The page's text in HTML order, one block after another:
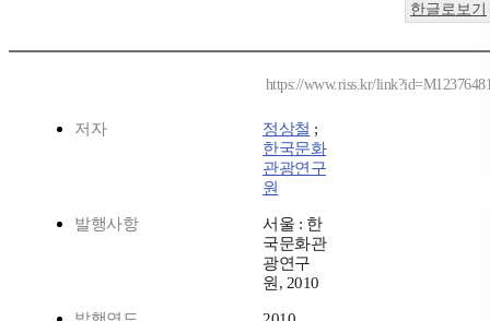
한글로보기
https://www.riss.kr/
저자 정상철 ;
한국문화
관광연구
원
발행사항
서울 : 한
국문화관
광연구
원, 2010